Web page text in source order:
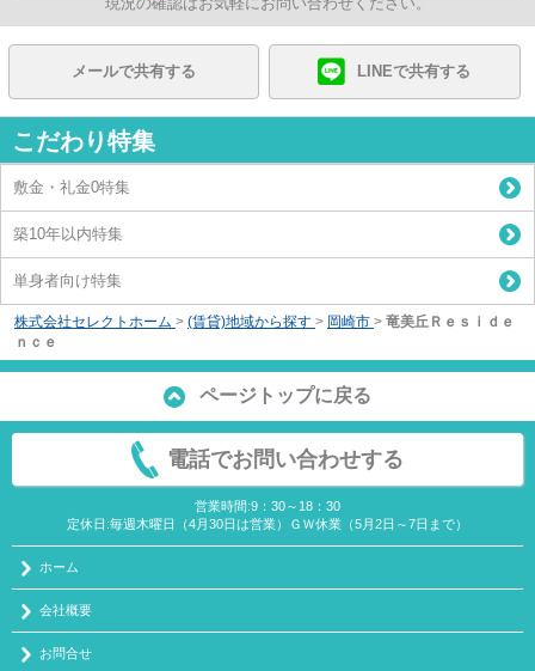
メールで共有する LINEで共有する
こだわり特集
敷金・礼金0特集
築10年以内特集
単身者向け特集
株式会社セレクトホーム > (賃貸)地域から探す > 岡崎市 > 竜美丘Ｒｅｓｉｄｅ
ｎｃｅ
ページトップに戻る
電話でお問い合わせする
営業時間:9：30～18：30
定休日:毎週木曜日（4月30日は営業）ＧＷ休業（5月2日～7日まで）
ホーム
会社概要
お問合せ